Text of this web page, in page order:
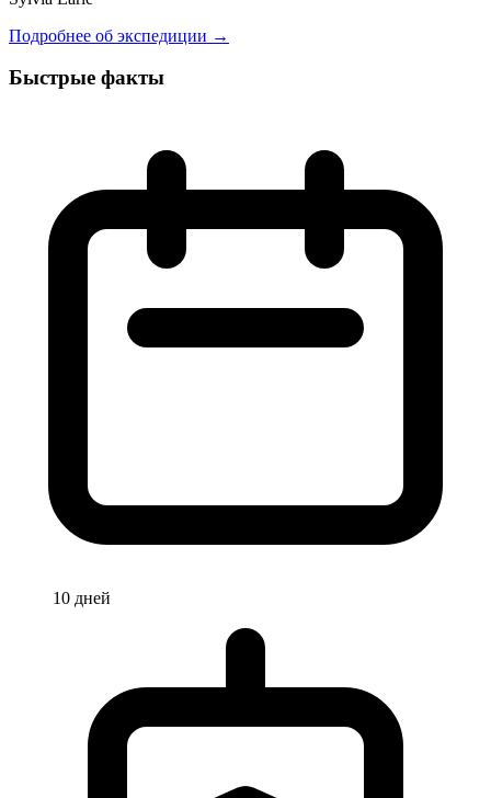
Подробнее об экспедиции →
Быстрые факты
10 дней